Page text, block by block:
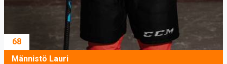
68
Männistö Lauri